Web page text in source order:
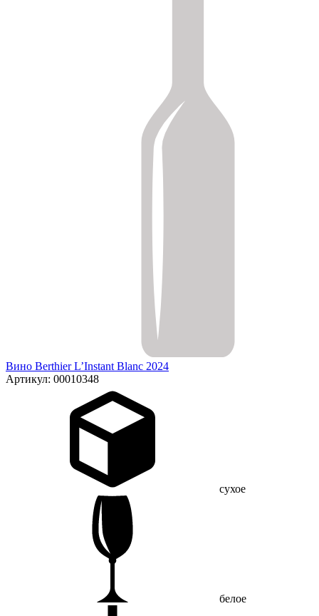
Вино Berthier L’Instant Blanc 2024
Артикул: 00010348
сухое
белое